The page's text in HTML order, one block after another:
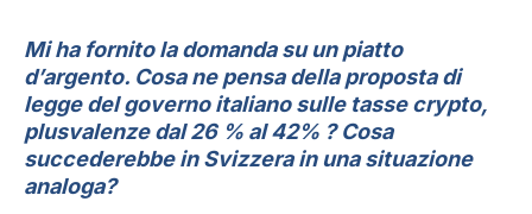
Mi ha fornito la domanda su un piatto
d’argento. Cosa ne pensa della proposta di
legge del governo italiano sulle tasse crypto,
plusvalenze dal 26 % al 42% ? Cosa
succederebbe in Svizzera in una situazione
analoga?